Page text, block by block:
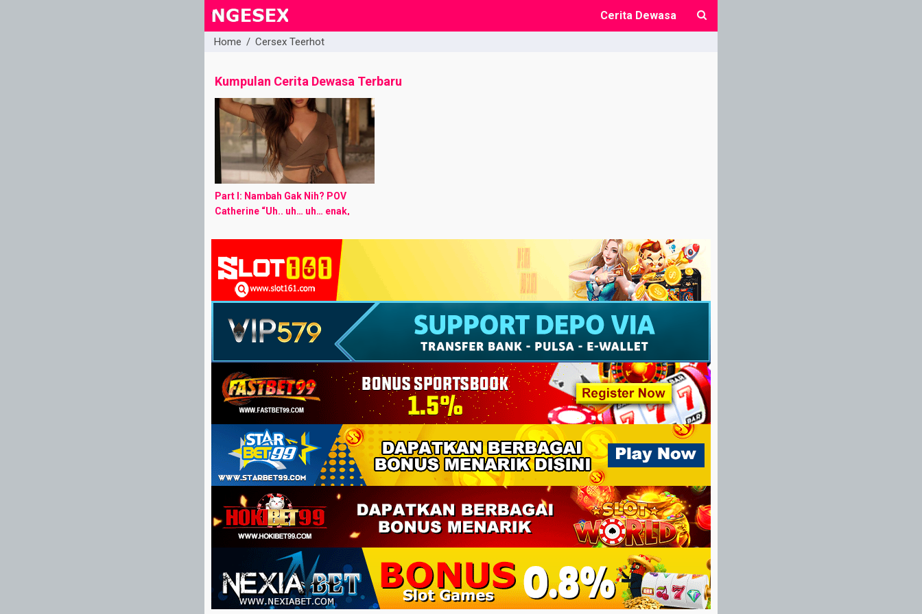
Cerita Dewasa
Home / Cersex Teerhot
Kumpulan Cerita Dewasa Terbaru
Part I: Nambah Gak Nih? POV
Catherine “Uh.. uh… uh… enak,
Racau Lina… “Ah… ah… ah… Dikit
lagi Aku keluar, ...